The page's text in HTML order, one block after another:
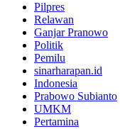
Pilpres
Relawan
Ganjar Pranowo
Politik
Pemilu
sinarharapan.id
Indonesia
Prabowo Subianto
UMKM
Pertamina